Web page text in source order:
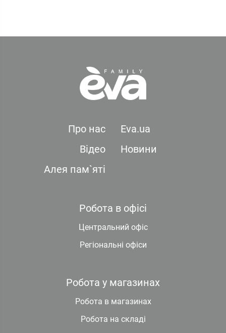
Про нас
Eva.ua
Відео
Новини
Алея пам`яті
Робота в офісі
Центральний офіс
Регіональні офіси
Робота у магазинах
Робота в магазинах
Робота на складі